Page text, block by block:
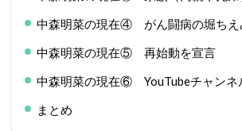
中森明菜の現在④ がん闘病の堀ちえ
中森明菜の現在⑤ 再始動を宣言
中森明菜の現在⑥ YouTubeチャンネ
まとめ